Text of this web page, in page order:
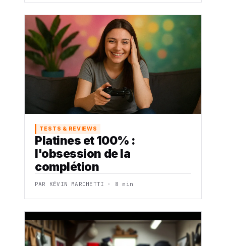
TESTS & REVIEWS
Platines et 100% :
l'obsession de la
complétion
PAR KÉVIN MARCHETTI · 8 min